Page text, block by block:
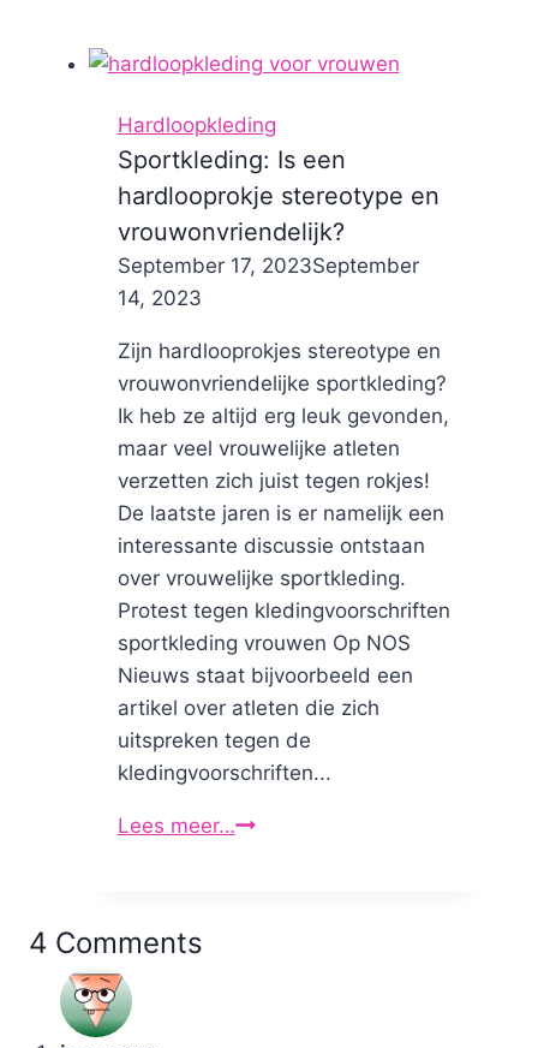
graden
(ik
dacht
10...)
Hardloopkleding
Sportkleding: Is een
hardlooprokje stereotype en
vrouwonvriendelijk?
ByNicole
September 17, 2023September
14, 2023
Zijn hardlooprokjes stereotype en
vrouwonvriendelijke sportkleding?
Ik heb ze altijd erg leuk gevonden,
maar veel vrouwelijke atleten
verzetten zich juist tegen rokjes!
De laatste jaren is er namelijk een
interessante discussie ontstaan
over vrouwelijke sportkleding.
Protest tegen kledingvoorschriften
sportkleding vrouwen Op NOS
Nieuws staat bijvoorbeeld een
artikel over atleten die zich
uitspreken tegen de
kledingvoorschriften...
Lees meer…Sportkleding:
4 Comments